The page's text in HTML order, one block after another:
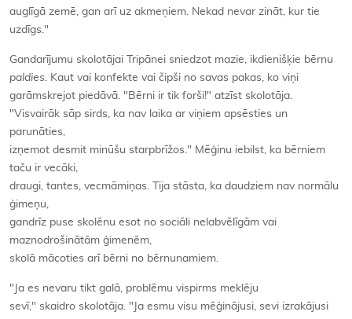
auglīgā zemē, gan arī uz akmeņiem. Nekad nevar zināt, kur tie
uzdīgs."
Gandarījumu skolotājai Tripānei sniedzot mazie, ikdienišķie bērnu
paldies. Kaut vai konfekte vai čipši no savas pakas, ko viņi
garāmskrejot piedāvā. "Bērni ir tik forši!" atzīst skolotāja.
"Visvairāk sāp sirds, ka nav laika ar viņiem apsēsties un
parunāties,
izņemot desmit minūšu starpbrīžos." Mēģinu iebilst, ka bērniem
taču ir vecāki,
draugi, tantes, vecmāmiņas. Tija stāsta, ka daudziem nav normālu
ģimeņu,
gandrīz puse skolēnu esot no sociāli nelabvēlīgām vai
maznodrošinātām ģimenēm,
skolā mācoties arī bērni no bērnunamiem.
"Ja es nevaru tikt galā, problēmu vispirms meklēju
sevī," skaidro skolotāja. "Ja esmu visu mēģinājusi, sevi izrakājusi